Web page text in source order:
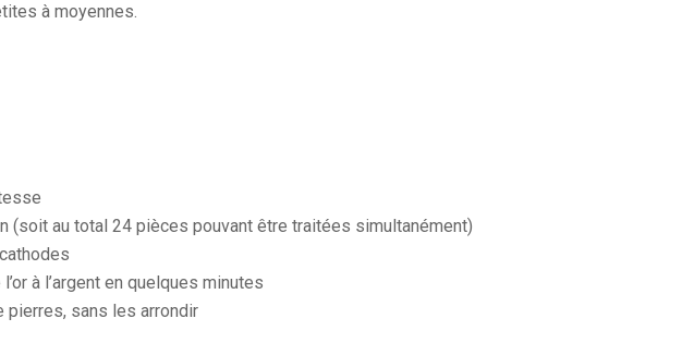
à moyennes.
(soit au total 24 pièces pouvant être traitées simultanément)
à l’argent en quelques minutes
pierres, sans les arrondir